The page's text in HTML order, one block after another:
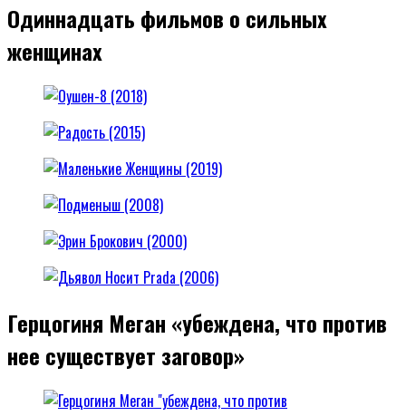
Одиннадцать фильмов о сильных
женщинах
Герцогиня Меган «убеждена, что против
нее существует заговор»